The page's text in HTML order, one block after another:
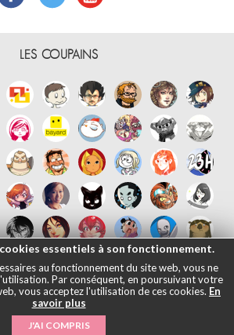
LES COUPAINS
日本語|Mentions légales
2026
essentiels à son fonctionnement.
au fonctionnement du site web, vous ne
Par conséquent, en poursuivant votre
vous acceptez l'utilisation de ces cookies. En
savoir plus
J'AI COMPRIS